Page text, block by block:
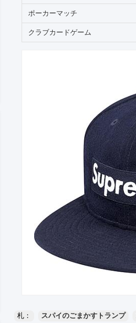
ポーカーマッチ
クラブカードゲーム
札： スパイのごまかすトランプ